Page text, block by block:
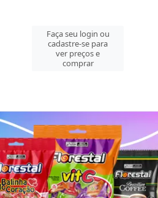
Faça seu login ou
cadastre-se para
ver preços e
comprar